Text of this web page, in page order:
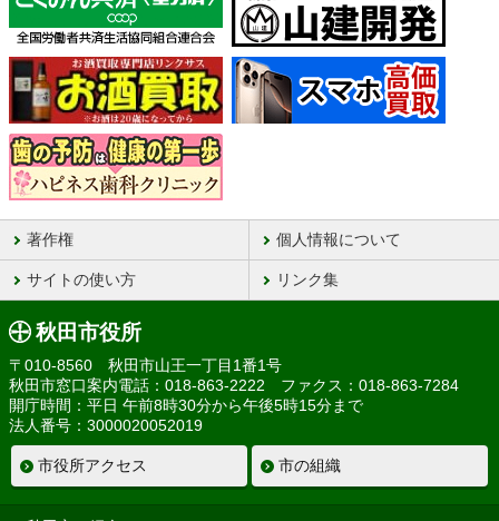
著作権 個人情報について
サイトの使い方 リンク集
秋田市役所
〒010-8560 秋田市山王一丁目1番1号
秋田市窓口案内電話：018-863-2222 ファクス：018-863-7284
開庁時間：平日 午前8時30分から午後5時15分まで
法人番号：3000020052019
市役所アクセス 市の組織